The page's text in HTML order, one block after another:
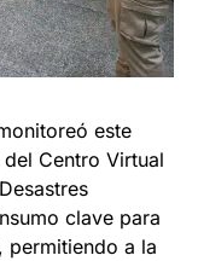
este
Centro Virtual
clave para
permitiendo a la